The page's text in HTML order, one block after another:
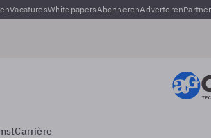
VacaturesWhitepapersAbonnerenAdverteren
Carrière